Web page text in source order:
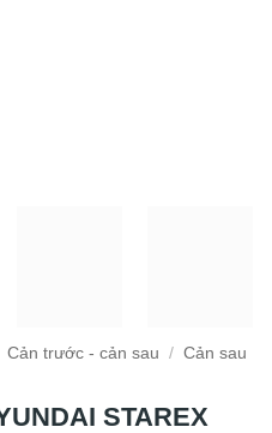
Cản trước - cản sau / Cản sau
STAREX